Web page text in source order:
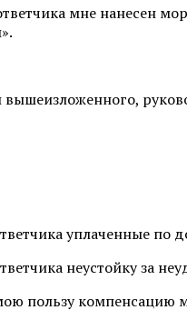
мне нанесен
уплаченные по
неустойку за
пользу компенсацию